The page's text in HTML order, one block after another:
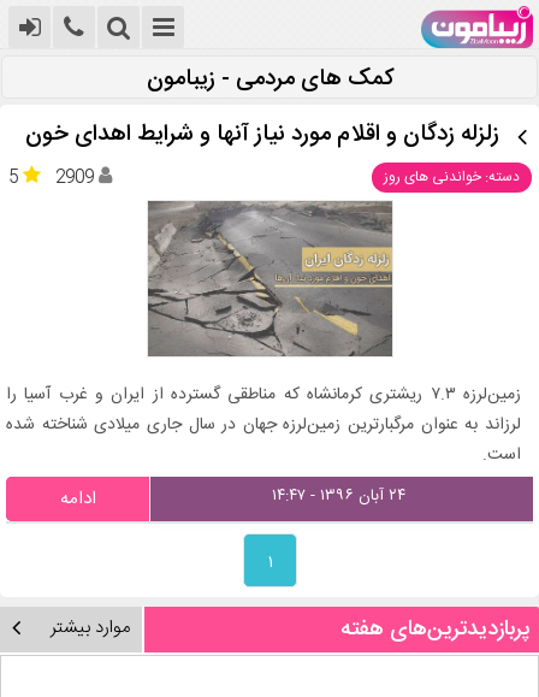
کمک های مردمی - زیبامون
زلزله زدگان و اقلام مورد نیاز آنها و شرایط اهدای خون
دسته: خواندنی های روز 5 2909
زمین‌لرزه ۷.۳ ریشتری کرمانشاه که مناطقی گسترده از ایران و غرب آسیا را
لرزاند به‌ عنوان مرگبارترین زمین‌لرزه‌ جهان در سال جاری میلادی شناخته شده
‌است.
۲۴ آبان ۱۳۹۶ - ۱۴:۴۷ ادامه
۱
پربازدیدترین‌های هفته موارد بیشتر